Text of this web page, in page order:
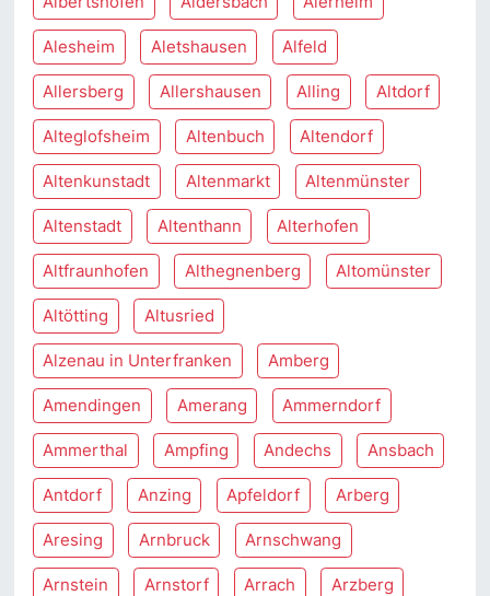
Alesheim Aletshausen Alfeld
Allersberg Allershausen Alling Altdorf
Alteglofsheim Altenbuch Altendorf
Altenkunstadt Altenmarkt Altenmünster
Altenstadt Altenthann Alterhofen
Altfraunhofen Althegnenberg Altomünster
Altötting Altusried
Alzenau in Unterfranken Amberg
Amendingen Amerang Ammerndorf
Ammerthal Ampfing Andechs Ansbach
Antdorf Anzing Apfeldorf Arberg
Aresing Arnbruck Arnschwang
Arnstein Arnstorf Arrach Arzberg